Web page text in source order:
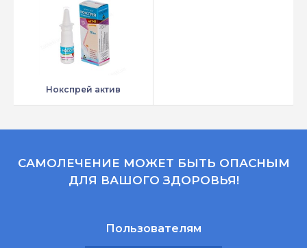
Нокспрей актив
САМОЛЕЧЕНИЕ МОЖЕТ БЫТЬ ОПАСНЫМ
ДЛЯ ВАШОГО ЗДОРОВЬЯ!
Пользователям